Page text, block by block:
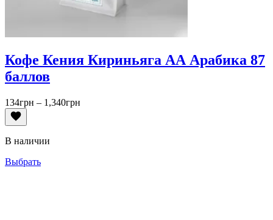
Кофе Кения Кириньяга АА Арабика 87
баллов
134грн – 1,340грн
В наличии
Выбрать